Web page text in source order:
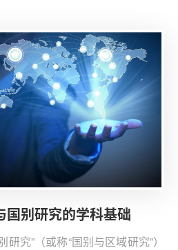
备的一部分。
国别研究的学科基础
究”（或称“国别与区域研究”）